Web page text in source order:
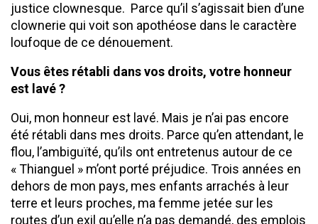
justice clownesque. Parce qu’il s’agissait bien d’une
clownerie qui voit son apothéose dans le caractère
loufoque de ce dénouement.
Vous êtes rétabli dans vos droits, votre honneur
est lavé ?
Oui, mon honneur est lavé. Mais je n’ai pas encore
été rétabli dans mes droits. Parce qu’en attendant, le
flou, l’ambiguïté, qu’ils ont entretenus autour de ce
« Thianguel » m’ont porté préjudice. Trois années en
dehors de mon pays, mes enfants arrachés à leur
terre et leurs proches, ma femme jetée sur les
routes d’un exil qu’elle n’a pas demandé, des emplois